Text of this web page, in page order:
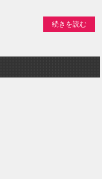
続きを読む